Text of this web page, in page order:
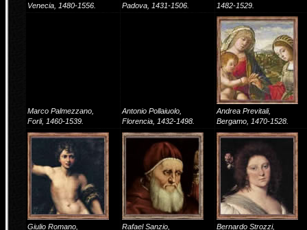
Venecia, 1480-1556.
Padova, 1431-1506.
1482-1529.
Marco Palmezzano,
Forli, 1460-1539.
Antonio Pollaiuolo,
Florencia, 1432-1498.
Andrea Previtali,
Bergamo, 1470-1528.
Giulio Romano,
Rafael Sanzio,
Bernardo Strozzi,